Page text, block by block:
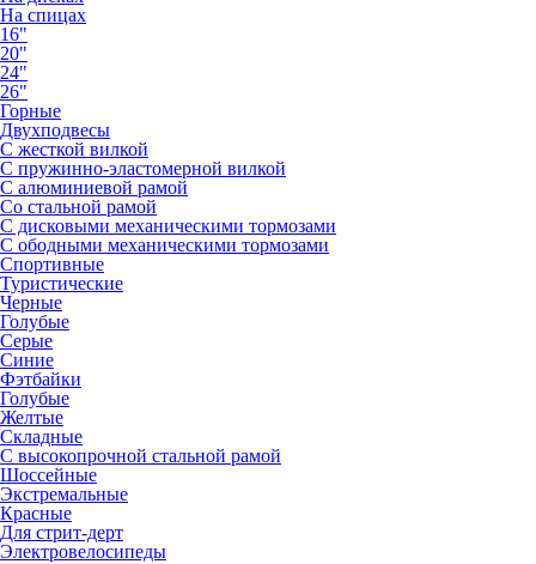
На спицах
16"
20"
24"
26"
Горные
Двухподвесы
С жесткой вилкой
С пружинно-эластомерной вилкой
С алюминиевой рамой
Со стальной рамой
С дисковыми механическими тормозами
С ободными механическими тормозами
Спортивные
Туристические
Черные
Голубые
Серые
Синие
Фэтбайки
Голубые
Желтые
Складные
С высокопрочной стальной рамой
Шоссейные
Экстремальные
Красные
Для стрит-дерт
Электровелосипеды